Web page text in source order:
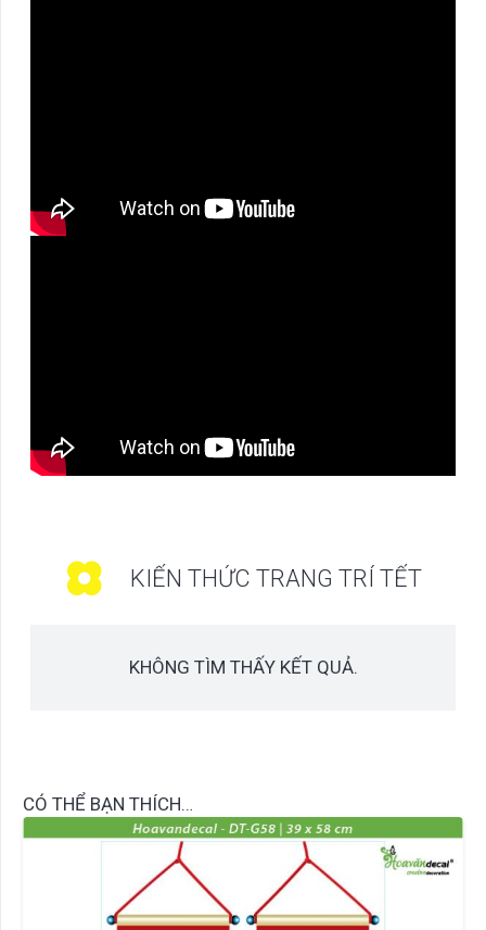
KIẾN THỨC TRANG TRÍ TẾT
KHÔNG TÌM THẤY KẾT QUẢ.
CÓ THỂ BẠN THÍCH…